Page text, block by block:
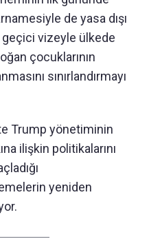
de yasa dışı
geçici vizeyle ülkede
çocuklarının
sınırlandırmayı
Trump yönetiminin
ilişkin politikalarını
yeniden